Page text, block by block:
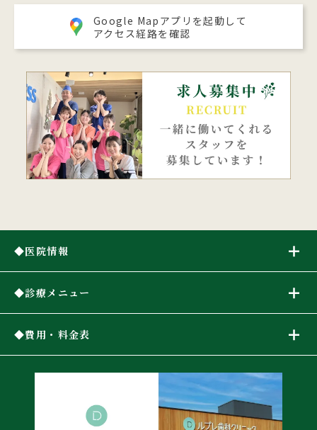
Google Mapアプリを起動して
アクセス経路を確認
医院情報
診療メニュー
費用・料金表